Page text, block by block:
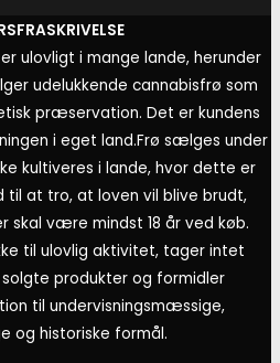
ulovligt i mange lande, herunder
udelukkende cannabisfrø som
præservation. Det er kundens
i eget land.Frø sælges under
kultiveres i lande, hvor dette er
til at tro, at loven vil blive brudt,
skal være mindst 18 år ved køb.
til ulovlig aktivitet, tager intet
produkter og formidler
til undervisningsmæssige,
og historiske formål.